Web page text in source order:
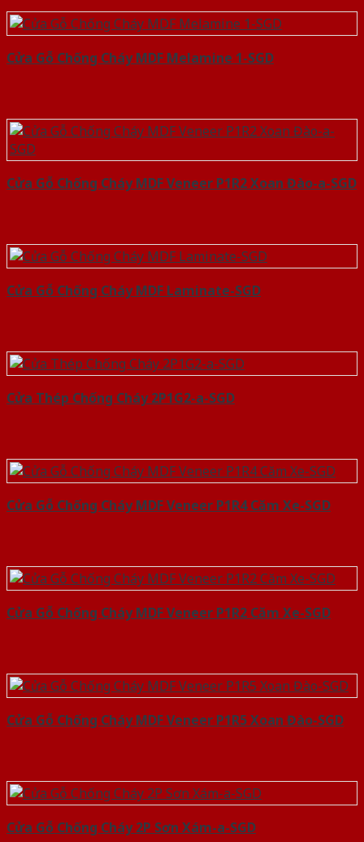
Cửa Gỗ Chống Cháy MDF Melamine 1-SGD
Cửa Gỗ Chống Cháy MDF Veneer P1R2 Xoan Đào-a-SGD
Cửa Gỗ Chống Cháy MDF Laminate-SGD
Cửa Thép Chống Cháy 2P1G2-a-SGD
Cửa Gỗ Chống Cháy MDF Veneer P1R4 Căm Xe-SGD
Cửa Gỗ Chống Cháy MDF Veneer P1R2 Căm Xe-SGD
Cửa Gỗ Chống Cháy MDF Veneer P1R5 Xoan Đào-SGD
Cửa Gỗ Chống Cháy 2P Sơn Xám-a-SGD